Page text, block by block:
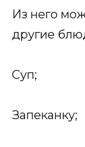
Из него
другие
Суп;
Запеканку;